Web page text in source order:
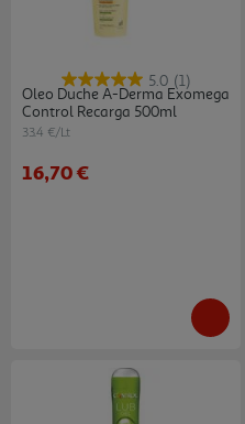
5.0 (1)
Oleo Duche A-Derma Exomega
Control Recarga 500ml
33.4 €/Lt
16,70 €